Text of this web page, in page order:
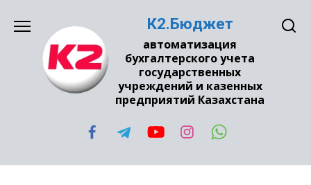
содержанию
К2.Бюджет
автоматизация
бухгалтерского учета
государственных
учреждений и казенных
предприятий Казахстана